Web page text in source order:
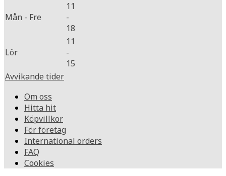
Mån - Fre
11
-
18
Lör
11
-
15
Avvikande tider
Om oss
Hitta hit
Köpvillkor
För företag
International orders
FAQ
Cookies